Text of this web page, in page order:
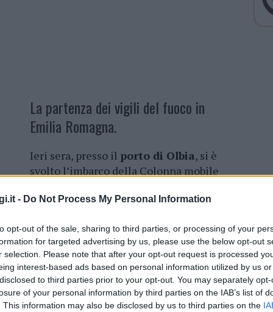
- Do Not Process My Personal Information
opt-out of the sale, sharing to third parties, or processing of your
for targeted advertising by us, please use the below opt-out
selection. Please note that after your opt-out request is processed
interest-based ads based on personal information utilized by us
to third parties prior to your opt-out. You may separately
of your personal information by third parties on the IAB’s list of
This information may also be disclosed by us to third parties on the
La partenza dei vigili del fuoco in
Emilia Romagna.
Ieri sera, presso il porto di Olbia, si è
svolto l’imbarco della Colonna mobile
alle sezioni operative dei comandi di
obiettivo è raggiungere le zone
fortemente colpite dal maltempo in
Emilia Romagna, offrendo un aiuto
prezioso alle squadre operative che